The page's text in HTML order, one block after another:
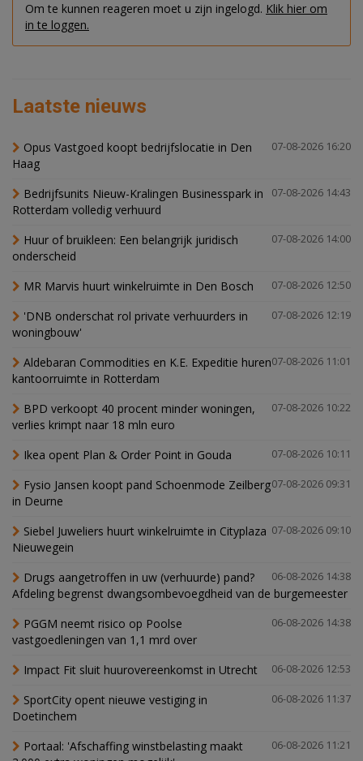
Om te kunnen reageren moet u zijn ingelogd. Klik hier om
in te loggen.
Laatste nieuws
07-08-2026 16:20
Opus Vastgoed koopt bedrijfslocatie in Den
Haag
07-08-2026 14:43
Bedrijfsunits Nieuw-Kralingen Businesspark in
Rotterdam volledig verhuurd
07-08-2026 14:00
Huur of bruikleen: Een belangrijk juridisch
onderscheid
07-08-2026 12:50
MR Marvis huurt winkelruimte in Den Bosch
07-08-2026 12:19
'DNB onderschat rol private verhuurders in
woningbouw'
07-08-2026 11:01
Aldebaran Commodities en K.E. Expeditie huren
kantoorruimte in Rotterdam
07-08-2026 10:22
BPD verkoopt 40 procent minder woningen,
verlies krimpt naar 18 mln euro
07-08-2026 10:11
Ikea opent Plan & Order Point in Gouda
07-08-2026 09:31
Fysio Jansen koopt pand Schoenmode Zeilberg
in Deurne
07-08-2026 09:10
Siebel Juweliers huurt winkelruimte in Cityplaza
Nieuwegein
06-08-2026 14:38
Drugs aangetroffen in uw (verhuurde) pand?
Afdeling begrenst dwangsombevoegdheid van de burgemeester
06-08-2026 14:38
PGGM neemt risico op Poolse
vastgoedleningen van 1,1 mrd over
06-08-2026 12:53
Impact Fit sluit huurovereenkomst in Utrecht
06-08-2026 11:37
SportCity opent nieuwe vestiging in
Doetinchem
06-08-2026 11:21
Portaal: 'Afschaffing winstbelasting maakt